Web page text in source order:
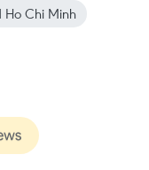
Chi Minh